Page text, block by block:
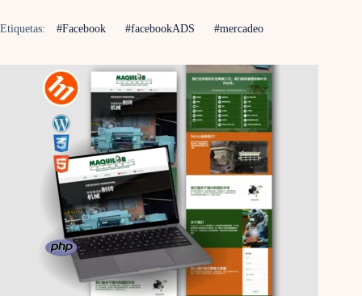
Etiquetas: #Facebook #facebookADS #mercadeo